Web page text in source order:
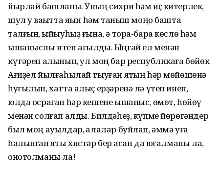
йырлай башланы. Уның сихри һәм иҫ китерлек,
шул уҡ ваҡытта яҡын һәм таныш моңо башта
талғын, ҡыйыуһыҙ ғына, ә тора-бара көслө һәм
ышаныслы итеп ағылды. Ыңғай ел менән
күтәреп алынып, ул моң бар республикаға бөйөк
Ағиҙел йылғаһылай тыуған яҡтың һәр мөйөшөнә
һуғы­лып, хатта алыҫ ерҙәренә лә үтеп инеп,
юлда осраған һәр кешене ышаныс, өмөт, һөйөү
менән солғап алды. Билдәһеҙ, күпме йөрөгәндер
был моң ауылдар, ҡалалар буйлап, әммә уға
һалынған яҡты хистәр бер ҡасан да юғал­маны ла,
онотолманы ла!